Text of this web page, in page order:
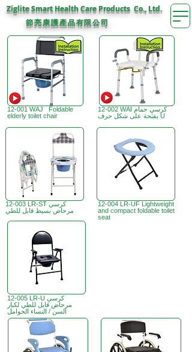
Ziglite Smart Health Care Products Co., Ltd.
節亮康護產品有限公司
12-001 WAJ Foldable
elderly toilet chair
12-002 WAI كرسي حمام
بفتحة على شكل حرف U
12-003 LR-ST كرسي
مرحاض بسيط قابل للطي
12-004 LR-UF Lightweight
and compact foldable toilet
seat
12-005 LR-U كرسي
مرحاض قابل للطي لكبار
السن / النساء الحوامل